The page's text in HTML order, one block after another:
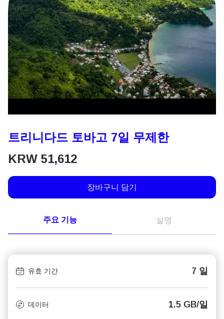
트리니다드 토바고 7일 무제한
KRW 51,612
장바구니 담기
주요 기능 설명
유효 기간 7 일
데이터 1.5 GB/일